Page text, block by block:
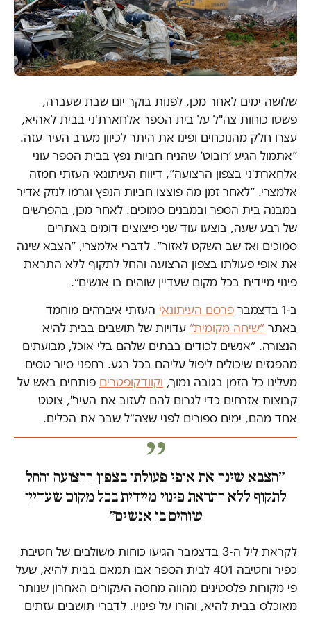
שלושה ימים לאחר מכן, לפנות בוקר יום שבת שעברה,
פשטו כוחות צה"ל על בית הספר אלחארת'ני בבית לאהיא,
עצרו חלק מהנוכחים ופינו את היתר לכיוון מערב העיר עזה.
״אתמול הגיע ׳רובוט׳ שהניח חביות נפץ בבית הספר עוני
אלחארת'ני בצפון הרצועה״, דיווח העיתונאי העזתי חמזה
אלמצרי. ״לאחר זמן מה פוצצו חביות הנפץ וגרמו לנזק אדיר
במבנה בית הספר ובמבנים סמוכים. לאחר מכן, בהפרשים
של רבע שעה, בוצעו עוד שני פיצוצים דומים באתרים
סמוכים ואז שב השקט לאזור״. לדברי אלמצרי, ״הצבא שינה
את אופי פעולתו בצפון הרצועה והחל לתקוף ללא התראת
פינוי מיידית בכל מקום שעדיין שוהים בו אנשים״.
ב-1 בדצמבר
פרסם העיתונאי העזתי איברהים מוחמד
באתר ״שיחה מקומית״ עדויות של תושבים בבית להיא
הנצורה. ״אנשים לכודים בבתים שלהם בלי אוכל, מבועתים
מהפגזים שיכולים ליפול עליהם בכל רגע. רחפני סיור טסים
מעלינו כל הזמן בגובה נמוך, וקוודקופטרים פותחים באש על
קבוצות אזרחים כדי לגרום להם לעזוב את העיר", צוטט
אחד מהם, ימים ספורים לפני שצה״ל שבר את הכלים.
״הצבא שינה את אופי פעולתו בצפון הרצועה והחל
לתקוף ללא התראת פינוי מיידית בכל מקום שעדיין
שוהים בו אנשים״
לקראת ליל ה-3 בדצמבר הגיעו כוחות משולבים של חטיבת
כפיר וחטיבה 401 לבית הספר אבו תמאם בבית להיא, שעל
פי מקורות פלסטינים מהווה מחסה העקורים האחרון שנותר
מאוכלס בבית להיא, והורו על פינויו. לדברי תושבים עזתים